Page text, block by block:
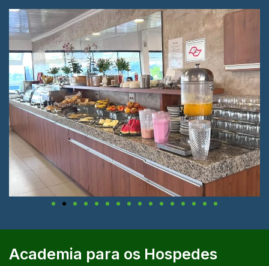
Academia para os Hospedes